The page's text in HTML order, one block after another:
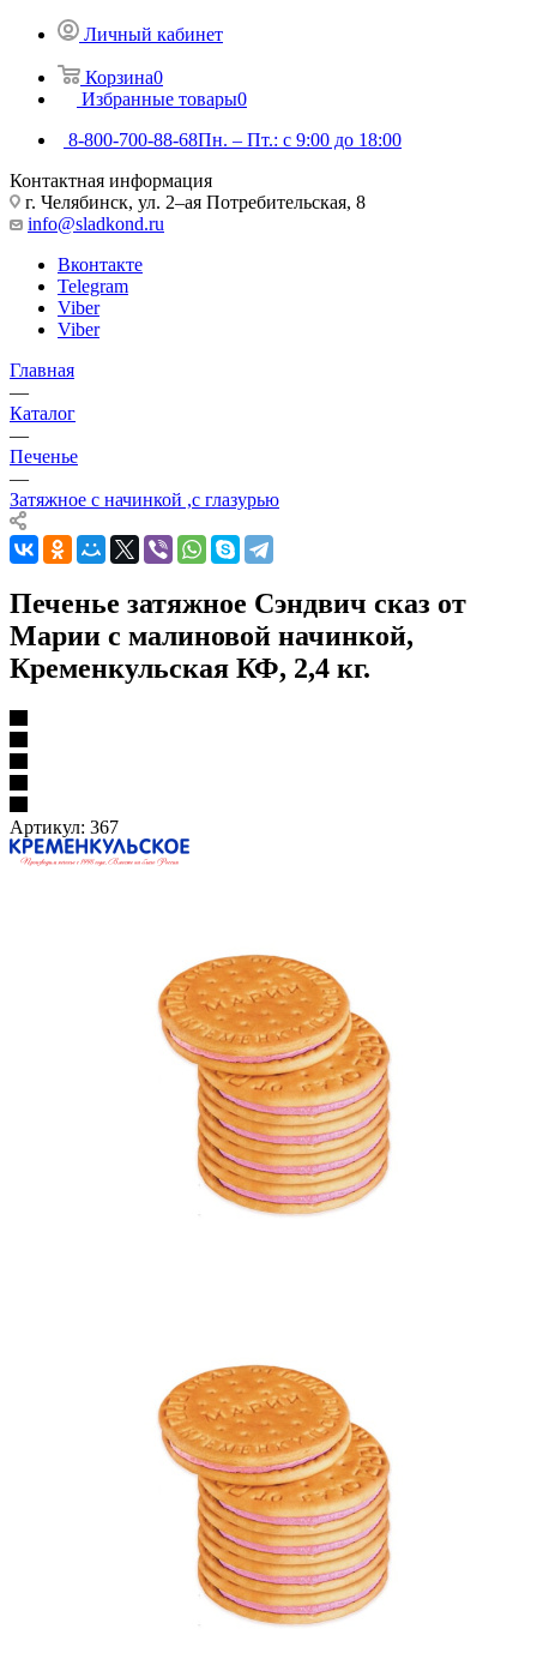
Личный кабинет
Корзина0
Избранные товары0
8-800-700-88-68Пн. – Пт.: с 9:00 до 18:00
Контактная информация
г. Челябинск, ул. 2–ая Потребительская, 8
info@sladkond.ru
Вконтакте
Telegram
Viber
Viber
Главная
—
Каталог
—
Печенье
—
Затяжное с начинкой ,с глазурью
Печенье затяжное Сэндвич сказ от
Марии с малиновой начинкой,
Кременкульская КФ, 2,4 кг.
Артикул: 367